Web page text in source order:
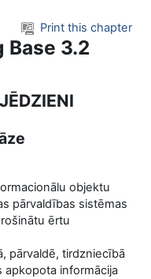
Print this chapter
Base 3.2
objektu
pārvaldības sistēmas
ērtu
pārvaldē, tirdzniecībā
apkopota informācija